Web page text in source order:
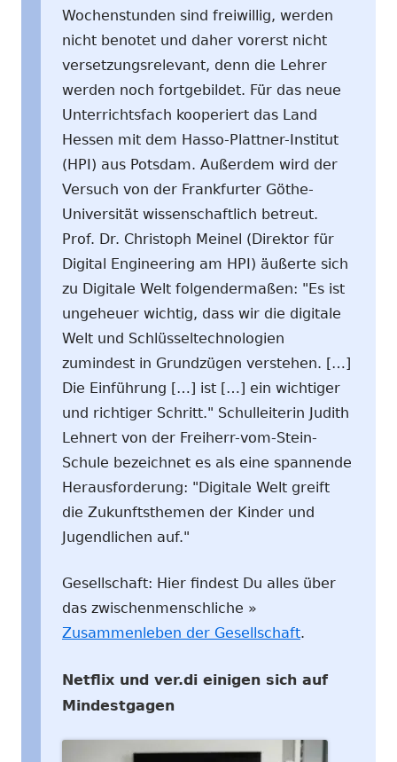
Wochenstunden sind freiwillig, werden
nicht benotet und daher vorerst nicht
versetzungsrelevant, denn die Lehrer
werden noch fortgebildet. Für das neue
Unterrichtsfach kooperiert das Land
Hessen mit dem Hasso-Plattner-Institut
(HPI) aus Potsdam. Außerdem wird der
Versuch von der Frankfurter Göthe-
Universität wissenschaftlich betreut.
Prof. Dr. Christoph Meinel (Direktor für
Digital Engineering am HPI) äußerte sich
zu Digitale Welt folgendermaßen: "Es ist
ungeheuer wichtig, dass wir die digitale
Welt und Schlüsseltechnologien
zumindest in Grundzügen verstehen. […]
Die Einführung […] ist […] ein wichtiger
und richtiger Schritt." Schulleiterin Judith
Lehnert von der Freiherr-vom-Stein-
Schule bezeichnet es als eine spannende
Herausforderung: "Digitale Welt greift
die Zukunftsthemen der Kinder und
Jugendlichen auf."
Gesellschaft: Hier findest Du alles über
das zwischenmenschliche »
Zusammenleben der Gesellschaft.
Netflix und ver.di einigen sich auf
Mindestgagen